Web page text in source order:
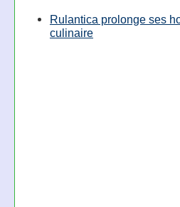
Rulantica prolonge ses
culinaire